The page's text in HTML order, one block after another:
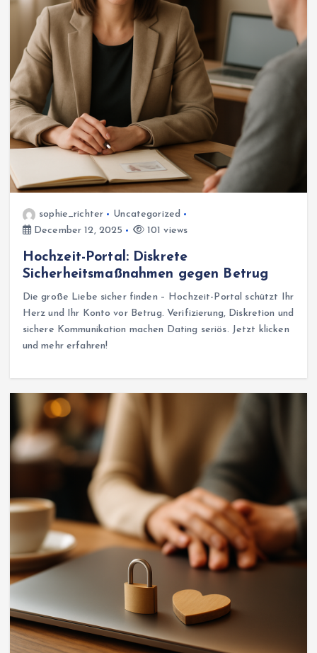
sophie_richter
Uncategorized
December 12, 2025
101 views
Hochzeit-Portal: Diskrete
Sicherheitsmaßnahmen gegen Betrug
Die große Liebe sicher finden – Hochzeit-Portal schützt Ihr
Herz und Ihr Konto vor Betrug. Verifizierung, Diskretion und
sichere Kommunikation machen Dating seriös. Jetzt klicken
und mehr erfahren!